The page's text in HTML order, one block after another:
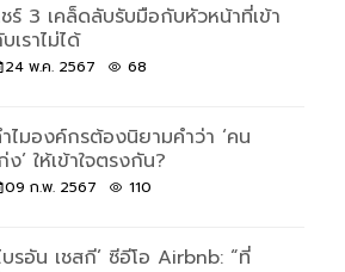
ร์ 3 เคล็ดลับรับมือกับหัวหน้าที่เข้า
เราไม่ได้
24 พ.ค. 2567 68
ไมองค์กรต้องนิยามคำว่า ‘คน
ง’ ให้เข้าใจตรงกัน?
09 ก.พ. 2567 110
บรอัน เชสกี’ ซีอีโอ Airbnb: “ที่